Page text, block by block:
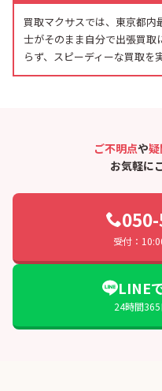
買取マクサスでは、東京都内
士がそのまま自分で出張買
らず、スピーディーな買取を
ご不明点や疑
お気軽に
受付：
LINE
24時間